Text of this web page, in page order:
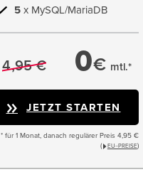
5 x MySQL/MariaDB
4,95 € 0€ mtl.*
JETZT STARTEN
* für 1 Monat, danach regulärer Preis 4,95 €
(
EU−PREISE)